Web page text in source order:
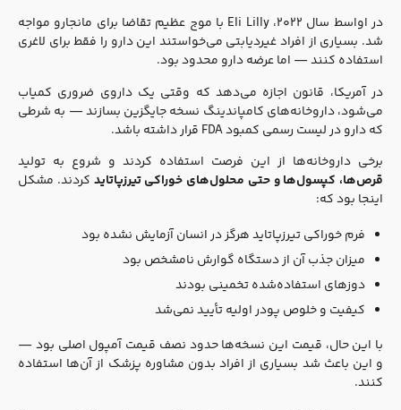
در اواسط سال ۲۰۲۲، Eli Lilly با موج عظیم تقاضا برای مانجارو مواجه
شد. بسیاری از افراد غیردیابتی می‌خواستند این دارو را فقط برای لاغری
استفاده کنند — اما عرضه دارو محدود بود.
در آمریکا، قانون اجازه می‌دهد که وقتی یک داروی ضروری کمیاب
می‌شود، داروخانه‌های کامپاندینگ نسخه جایگزین بسازند — به شرطی
که دارو در لیست رسمی کمبود FDA قرار داشته باشد.
برخی داروخانه‌ها از این فرصت استفاده کردند و شروع به تولید
قرص‌ها، کپسول‌ها و حتی محلول‌های خوراکی تیرزپاتایدکردند. مشکل
اینجا بود که:
فرم خوراکی تیرزپاتاید هرگز در انسان آزمایش نشده بود
میزان جذب آن از دستگاه گوارش نامشخص بود
دوزهای استفاده‌شده تخمینی بودند
کیفیت و خلوص پودر اولیه تأیید نمی‌شد
با این حال، قیمت این نسخه‌ها حدود نصف قیمت آمپول اصلی بود —
و این باعث شد بسیاری از افراد بدون مشاوره پزشک از آن‌ها استفاده
کنند.